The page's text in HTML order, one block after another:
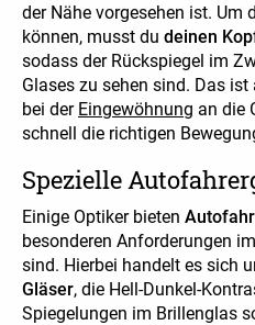
der Nähe vorgesehen ist. Um
können, musst du deinen
sodass der Rückspiegel im
Glases zu sehen sind. Das
bei der Eingewöhnung an die
schnell die richtigen
Spezielle
Einige Optiker bieten
besonderen Anforderungen
sind. Hierbei handelt es sich
Gläser, die Hell-Dunkel-
Spiegelungen im Brillenglas